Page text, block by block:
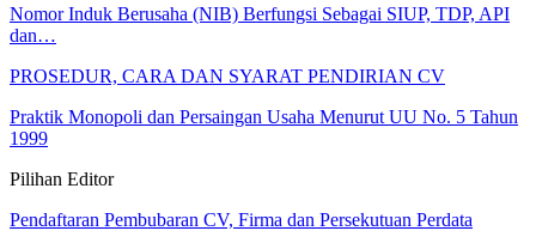
Nomor Induk Berusaha (NIB) Berfungsi Sebagai SIUP, TDP, API
dan…
PROSEDUR, CARA DAN SYARAT PENDIRIAN CV
Praktik Monopoli dan Persaingan Usaha Menurut UU No. 5 Tahun
1999
Pilihan Editor
Pendaftaran Pembubaran CV, Firma dan Persekutuan Perdata